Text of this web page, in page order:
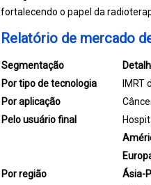
fortalecendo o papel da
Relatório de mercado
Segmentação
Por tipo de tecnologia
Por aplicação
Pelo usuário final
Por região
Ásia-